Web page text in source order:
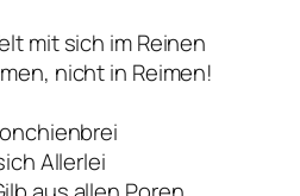
mit sich im Reinen
nicht in Reimen!
Allerlei